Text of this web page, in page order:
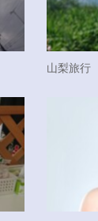
山梨旅行